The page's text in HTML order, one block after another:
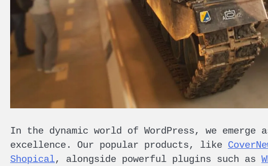
In the dynamic world of WordPress, we emerge
excellence. Our popular products, like
Shopical, alongside powerful plugins such as